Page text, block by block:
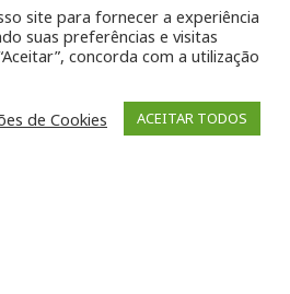
no acesso a Arvorezinha
bloqueado na BR-386
domingo (26)
Ronda Crioula do Piquete
é lançada na
site para fornecer a experiência
suas preferências e visitas
concorda com a utilização
de Cookies ACEITAR TODOS